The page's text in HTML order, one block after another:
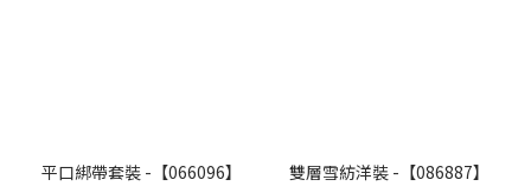
平口綁帶套裝 -【066096】 雙層雪紡洋裝 -【086887】